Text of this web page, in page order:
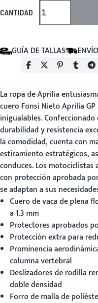
CANTIDAD
GUÍA DE TALLAS
La ropa de Aprilia
cuero Fonsi Nieto Aprilia
inigualables.
durabilidad y resistencia
la comodidad, cuenta con
estiramiento estratégicos,
conduces. Los
con protección aprobada
se adaptan a sus
Cuero de vaca de plena
a 1.3 mm
Protectores aprobados
Protección extra para
Prominencia
columna vertebral
Deslizadores de rodilla
doble densidad
Forro de malla de